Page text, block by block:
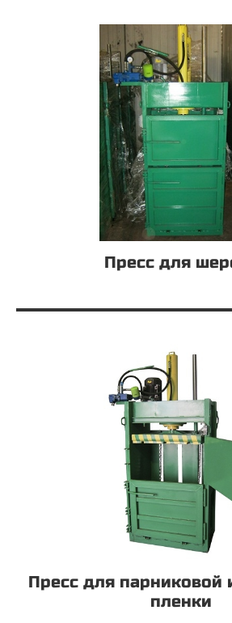
Пресс для
Пресс для парниковой
пленки